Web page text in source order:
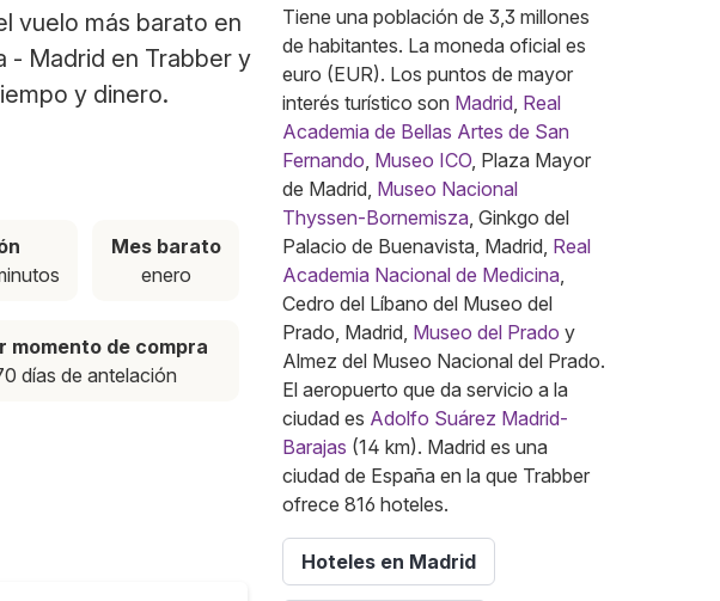
vuelo más barato en
- Madrid en Trabber y
y dinero.
Mes barato
enero
momento de compra
días de antelación
Tiene una población de 3,3 millones
de habitantes. La moneda oficial es
euro (EUR). Los puntos de mayor
interés turístico son Madrid, Real
Academia de Bellas Artes de San
Fernando, Museo ICO, Plaza Mayor
de Madrid, Museo Nacional
Thyssen-Bornemisza, Ginkgo del
Palacio de Buenavista, Madrid, Real
Academia Nacional de Medicina,
Cedro del Líbano del Museo del
Prado, Madrid, Museo del Prado y
Almez del Museo Nacional del Prado.
El aeropuerto que da servicio a la
ciudad es Adolfo Suárez Madrid-
Barajas (14 km). Madrid es una
ciudad de España en la que Trabber
ofrece 816 hoteles.
Hoteles en Madrid